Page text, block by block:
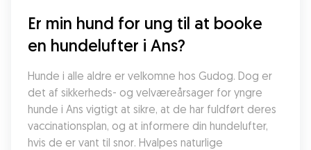
Er min hund for ung til at booke
en hundelufter i Ans?
Hunde i alle aldre er velkomne hos Gudog. Dog er
det af sikkerheds- og velværeårsager for yngre
hunde i Ans vigtigt at sikre, at de har fuldført deres
vaccinationsplan, og at informere din hundelufter,
hvis de er vant til snor. Hvalpes naturlige